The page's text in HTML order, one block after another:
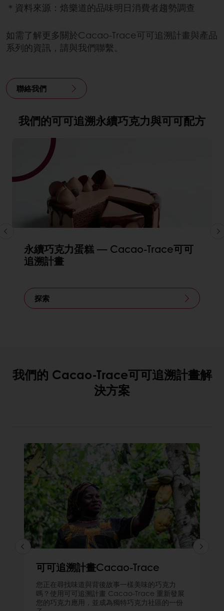
＊資料來源：焙樂道的品味明日消費者趨勢調查
如需了解更多關於Cacao-Trace可可追溯計畫與產品
系列的資訊，請與我們聯繫。
聯絡我們
我們的可可追溯永續巧克力與可可配方
永續巧克力蛋糕 — Cacao-Trace可可
追溯計畫
探索
我們的 Cacao-Trace可可追溯計畫解
決方案
可可追溯計畫Cacao-Trace
您正在尋找味道與背後故事一樣美味的巧克力
嗎？使用可可追溯計畫 Cacao-Trace 重新發展
您的巧克力應用，並成為獨特巧克力社區的一份